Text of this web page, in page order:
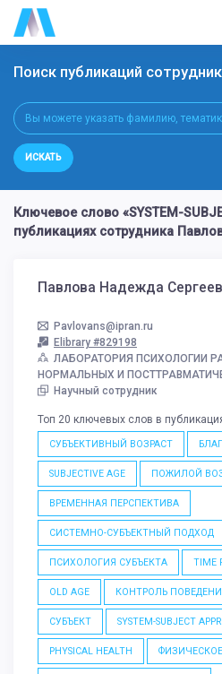
Поиск публикаций
ИСКАТЬ
Ключевое слово «SYSTEM-
публикациях сотрудника
Павлова Надежда
Pavlovans@ipran.ru
Elibrary #829198
ЛАБОРАТОРИЯ ПСИХОЛОГИИ
НОРМАЛЬНЫХ И
Научный сотрудник
Топ 20 ключевых слов в
СУБЪЕКТИВНЫЙ ВОЗРАСТ
SUBJECTIVE AGE ПОЖИЛОЙ
ВРЕМЕННАЯ ПЕРСПЕКТИВА
СИСТЕМНО-СУБЪЕКТНЫЙ ПОДХОД
ПСИХОЛОГИЯ СУБЪЕКТА TIME
OLD AGE КОНТРОЛЬ
СУБЪЕКТ SYSTEM-SUBJECT
PHYSICAL HEALTH